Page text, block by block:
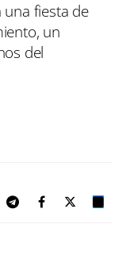
una fiesta de
un
del